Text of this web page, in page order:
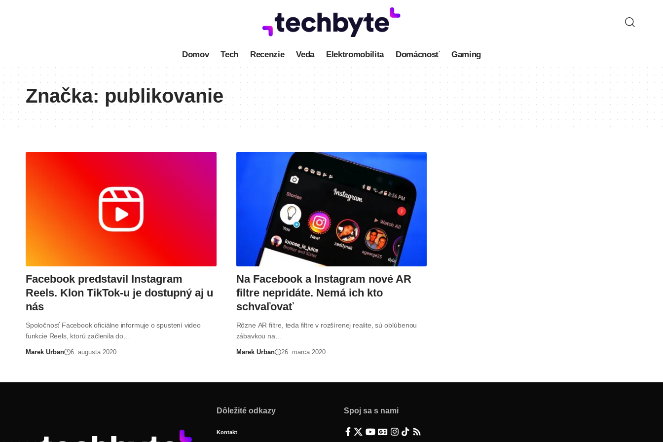
Domov Tech Recenzie Veda Elektromobilita Domácnosť Gaming
Značka: publikovanie
Facebook predstavil Instagram
Reels. Klon TikTok-u je dostupný aj u
nás
Spoločnosť Facebook oficiálne informuje o spustení video
funkcie Reels, ktorú začlenila do…
Marek Urban 6. augusta 2020
Na Facebook a Instagram nové AR
filtre nepridáte. Nemá ich kto
schvaľovať
Rôzne AR filtre, teda filtre v rozšírenej realite, sú obľúbenou
zábavkou na…
Marek Urban 26. marca 2020
Dôležité odkazy
Kontakt
Spoj sa s nami